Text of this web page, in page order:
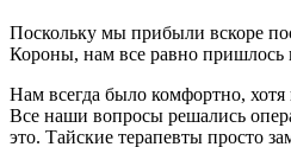
Поскольку мы прибыли вскоре
Короны, нам все равно пришлось
Нам всегда было комфортно,
Все наши вопросы решались
это. Тайские терапевты просто